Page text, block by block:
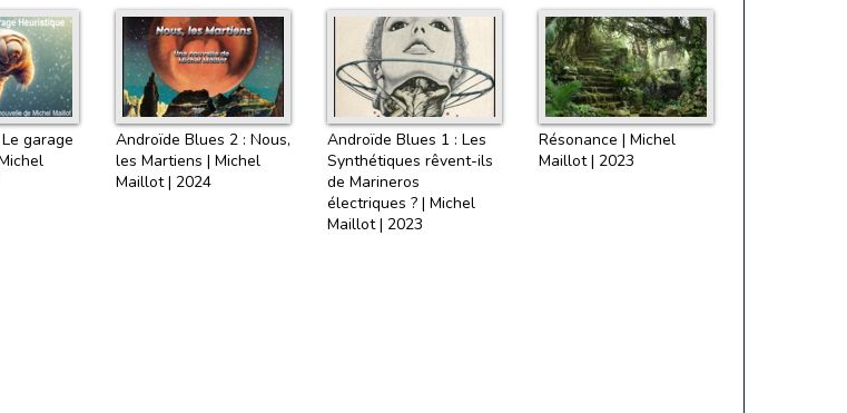
garage
Androïde Blues 2 : Nous,
les Martiens | Michel
Maillot | 2024
Androïde Blues 1 : Les
Synthétiques rêvent-ils
de Marineros
électriques ? | Michel
Maillot | 2023
Résonance | Michel
Maillot | 2023